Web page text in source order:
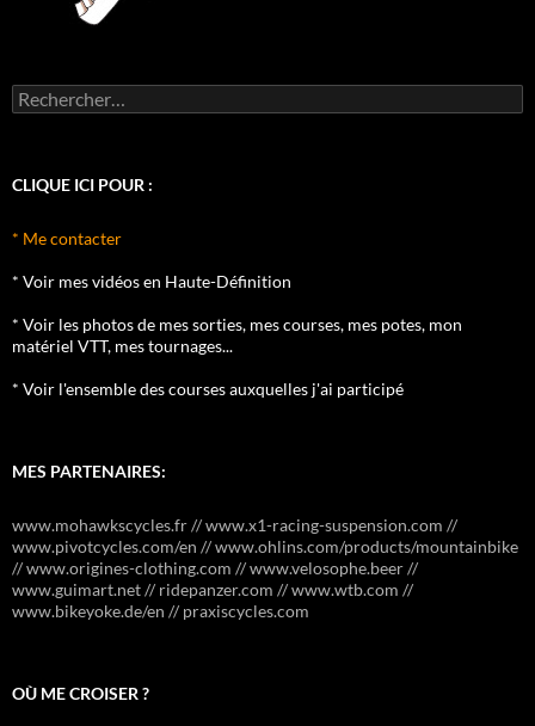
Rechercher :
CLIQUE ICI POUR :
* Me contacter
* Voir mes vidéos en Haute-Définition
* Voir les photos de mes sorties, mes courses, mes potes, mon
matériel VTT, mes tournages...
* Voir l'ensemble des courses auxquelles j'ai participé
MES PARTENAIRES:
www.mohawkscycles.fr // www.x1-racing-suspension.com //
www.pivotcycles.com/en // www.ohlins.com/products/mountainbike
// www.origines-clothing.com // www.velosophe.beer //
www.guimart.net // ridepanzer.com // www.wtb.com //
www.bikeyoke.de/en // praxiscycles.com
OÙ ME CROISER ?